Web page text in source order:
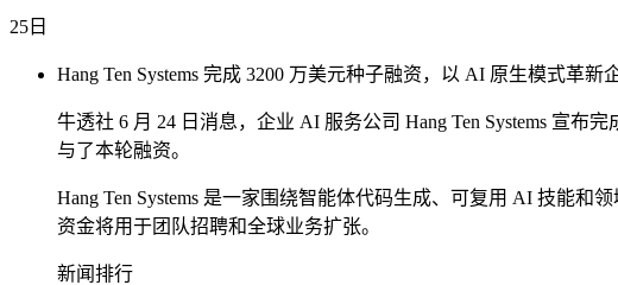
25日
Hang Ten Systems 完成 3200 万美元种子融资，以 AI 原生模式革新
牛透社 6 月 24 日消息，企业 AI 服务公司 Hang Ten Systems 宣
与了本轮融资。
Hang Ten Systems 是一家围绕智能体代码生成、可复用 AI 技能
资金将用于团队招聘和全球业务扩张。
新闻排行